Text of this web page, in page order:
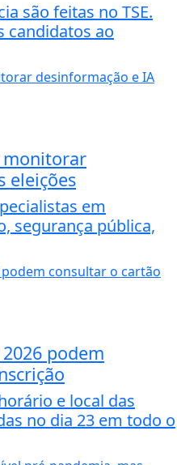
são feitas no TSE.
candidatos ao
monitorar
eleições
em
segurança pública,
podem
e local das
no dia 23 em todo o